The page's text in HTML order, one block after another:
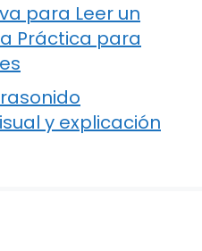
para Leer un
Práctica para
y explicación